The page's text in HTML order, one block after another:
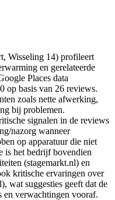
Wisseling 14) profileert
en gerelateerde
Places data
op basis van 26 reviews.
zoals nette afwerking,
bij problemen.
signalen in de reviews
nazorg wanneer
op apparatuur die niet
is het bedrijf bovendien
(stagemarkt.nl) en
kritische ervaringen over
wat suggesties geeft dat de
en verwachtingen vooraf.